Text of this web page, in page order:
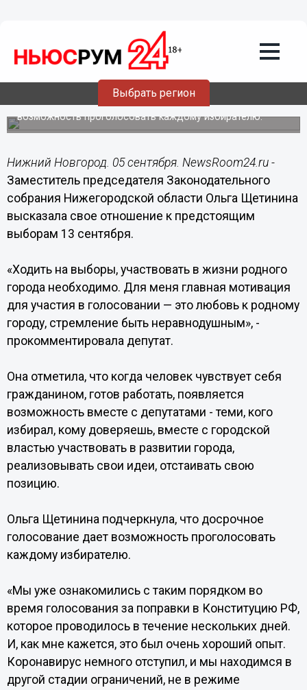
Выбрать регион
Ольга Щетинина: Главная мотивация
для участия в голосовании – это
любовь к родному городу
Она подчеркнула, что досрочное голосование дает
возможность проголосовать каждому избирателю.
Нижний Новгород. 05 сентября. NewsRoom24.ru -
Заместитель председателя Законодательного
собрания Нижегородской области Ольга Щетинина
высказала свое отношение к предстоящим
выборам 13 сентября.
«Ходить на выборы, участвовать в жизни родного
города необходимо. Для меня главная мотивация
для участия в голосовании — это любовь к родному
городу, стремление быть неравнодушным», -
прокомментировала депутат.
Она отметила, что когда человек чувствует себя
гражданином, готов работать, появляется
возможность вместе с депутатами - теми, кого
избирал, кому доверяешь, вместе с городской
властью участвовать в развитии города,
реализовывать свои идеи, отстаивать свою
позицию.
Ольга Щетинина подчеркнула, что досрочное
голосование дает возможность проголосовать
каждому избирателю.
«Мы уже ознакомились с таким порядком во
время голосования за поправки в Конституцию РФ,
которое проводилось в течение нескольких дней.
И, как мне кажется, это был очень хороший опыт.
Коронавирус немного отступил, и мы находимся в
другой стадии ограничений, не в режиме